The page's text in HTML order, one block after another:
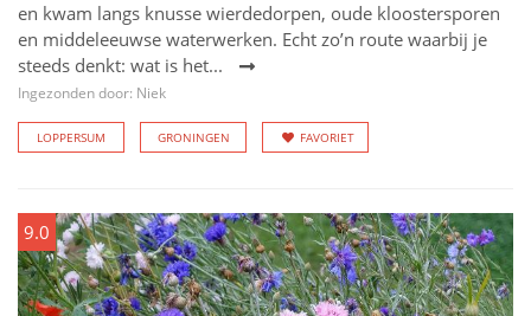
en kwam langs knusse wierdedorpen, oude kloostersporen
en middeleeuwse waterwerken. Echt zo’n route waarbij je
steeds denkt: wat is het...
Ingezonden door: Niek
LOPPERSUM GRONINGEN FAVORIET
9.0